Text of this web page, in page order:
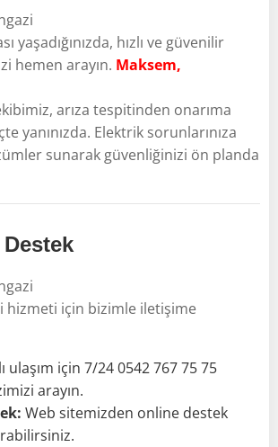
yaşadığınızda, hızlı ve güvenilir
hemen arayın. Maksem,
arıza tespitinden onarıma
yanınızda. Elektrik sorunlarınıza
sunarak güvenliğinizi ön planda
hizmeti için bizimle iletişime
ulaşım için 7/24 0542 767 75 75
arayın.
Web sitemizden online destek